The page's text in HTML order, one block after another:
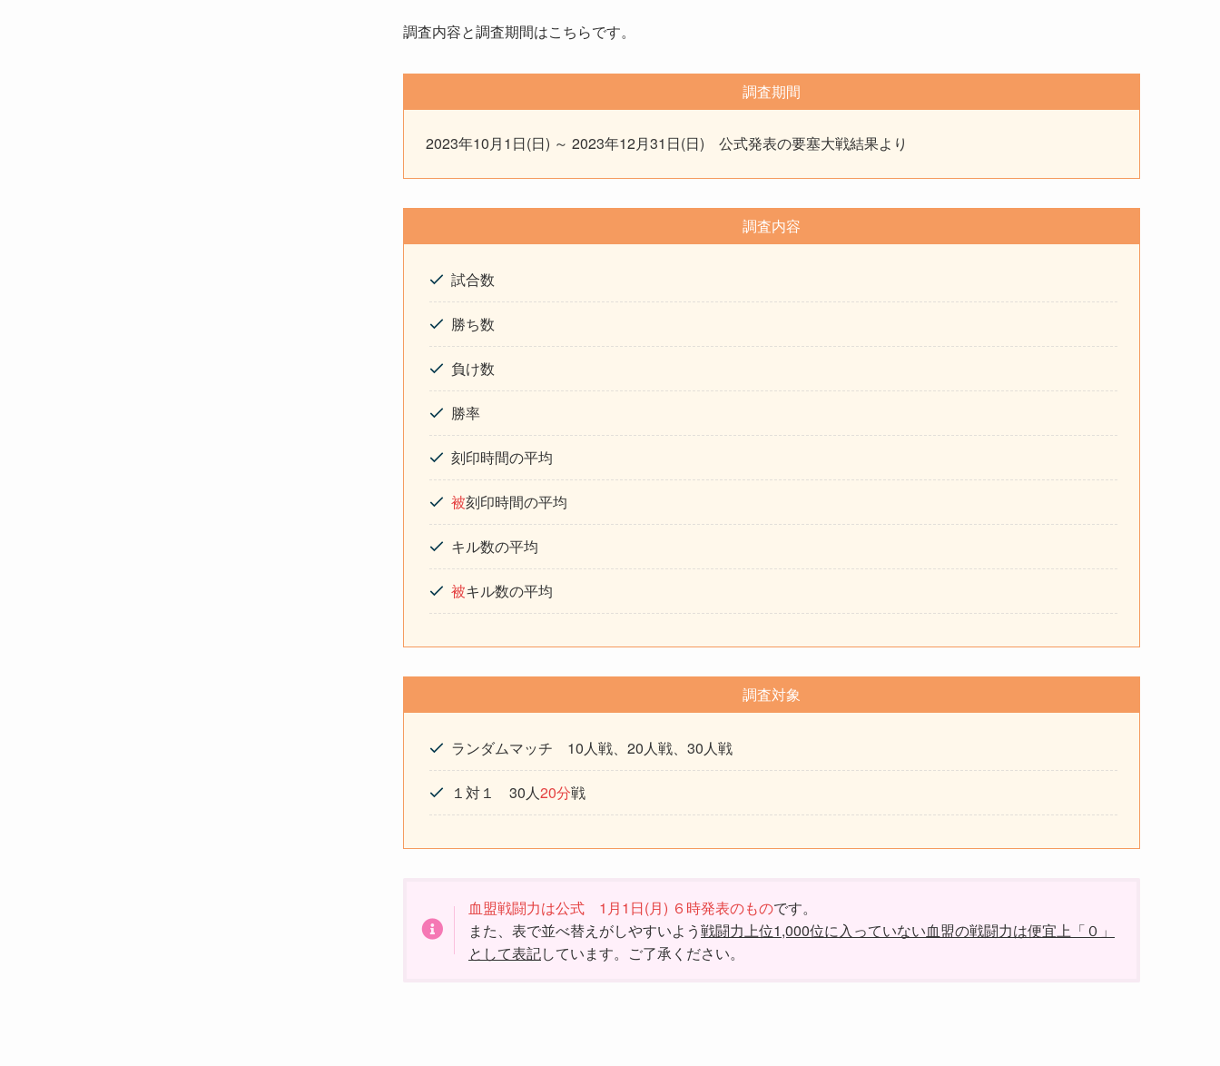
調査内容と調査期間はこちらです。
調査期間
2023年10月1日(日) ～ 2023年12月31日(日) 公式発表の要塞大戦結果より
調査内容
試合数
勝ち数
負け数
勝率
刻印時間の平均
被刻印時間の平均
キル数の平均
被キル数の平均
調査対象
ランダムマッチ 10人戦、20人戦、30人戦
１対１ 30人20分戦
血盟戦闘力は公式 1月1日(月) ６時発表のものです。
また、表で並べ替えがしやすいよう戦闘力上位1,000位に入っていない血盟の戦闘力は便宜上「０」
として表記しています。ご了承ください。